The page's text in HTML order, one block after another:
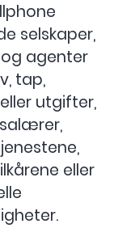
selskaper,
agenter
tap,
utgifter,
eller